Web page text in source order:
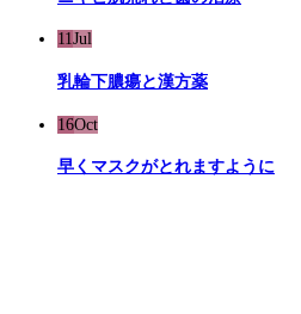
11Jul
乳輪下膿瘍と漢方薬
16Oct
早くマスクがとれますように